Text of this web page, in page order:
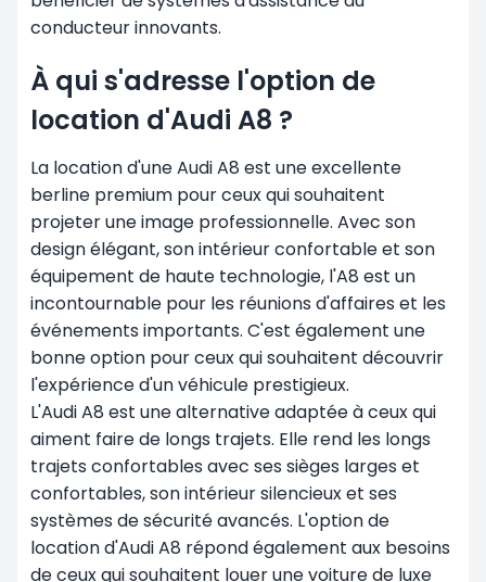
conducteur innovants.
À qui s'adresse l'option de
location d'Audi A8 ?
La location d'une Audi A8 est une excellente
berline premium pour ceux qui souhaitent
projeter une image professionnelle. Avec son
design élégant, son intérieur confortable et son
équipement de haute technologie, l'A8 est un
incontournable pour les réunions d'affaires et les
événements importants. C'est également une
bonne option pour ceux qui souhaitent découvrir
l'expérience d'un véhicule prestigieux.
L'Audi A8 est une alternative adaptée à ceux qui
aiment faire de longs trajets. Elle rend les longs
trajets confortables avec ses sièges larges et
confortables, son intérieur silencieux et ses
systèmes de sécurité avancés. L'option de
location d'Audi A8 répond également aux besoins
de ceux qui souhaitent louer une voiture de luxe